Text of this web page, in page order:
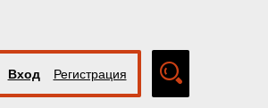
Вход Регистрация